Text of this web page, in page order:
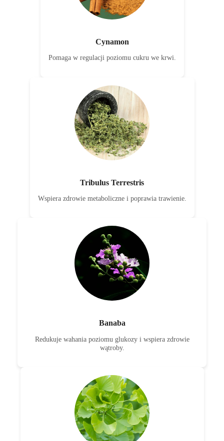
Cynamon
Pomaga w regulacji poziomu cukru we krwi.
Tribulus Terrestris
Wspiera zdrowie metaboliczne i poprawia trawienie.
Banaba
Redukuje wahania poziomu glukozy i wspiera zdrowie
wątroby.